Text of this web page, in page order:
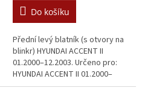
Do košíku
Přední levý blatník (s otvory na
blinkr) HYUNDAI ACCENT II
01.2000–12.2003. Určeno pro:
HYUNDAI ACCENT II 01.2000–
12.2003.